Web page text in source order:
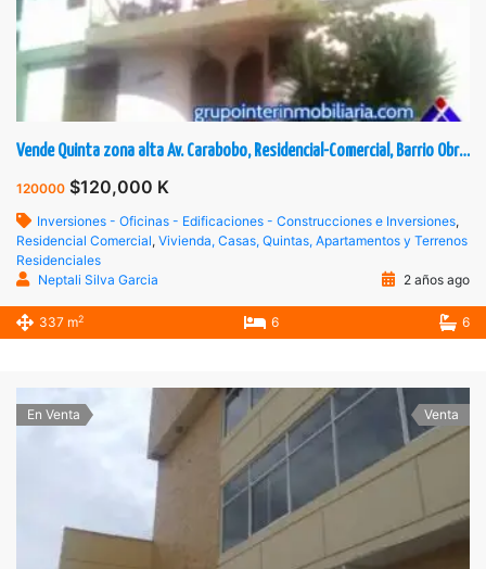
Vende Quinta zona alta Av. Carabobo, Residencial-Comercial, Barrio Obrero, San Cristóbal, Táchira, Venezuela.
120000 $120,000 K
Inversiones - Oficinas - Edificaciones - Construcciones e Inversiones,
Residencial Comercial, Vivienda, Casas, Quintas, Apartamentos y Terrenos
Residenciales
Neptali Silva Garcia
2 años ago
337 m2 6 6
En Venta Venta